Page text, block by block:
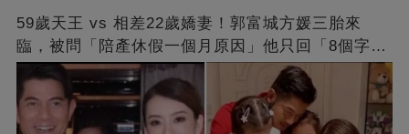
59歲天王 vs 相差22歲嬌妻！郭富城方媛三胎來
臨，被問「陪產休假一個月原因」他只回「8個字」
被贊爆